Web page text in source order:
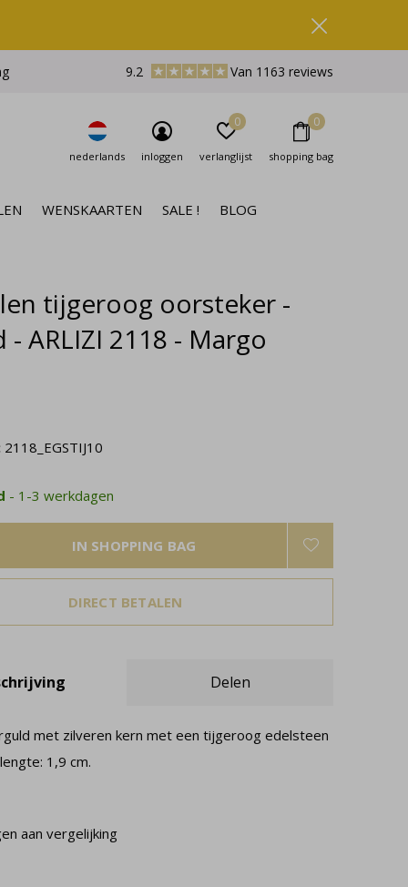
WENSKAARTEN SALE ! BLOG
nederlands inloggen verlanglijst
0
shopping bag
0
9.2 Van 1163 reviews
tijgeroog oorsteker -
- ARLIZI 2118 - Margo
2118_EGSTIJ10
- 1-3 werkdagen
IN SHOPPING BAG
DIRECT BETALEN
Delen
met zilveren kern met een tijgeroog edelsteen
1,9 cm.
aan vergelijking